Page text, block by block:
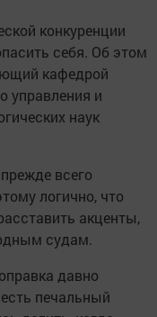
конкуренции
себя. Об этом
кафедрой
управления и
наук
всего
логично, что
акценты,
судам.
давно
печальный